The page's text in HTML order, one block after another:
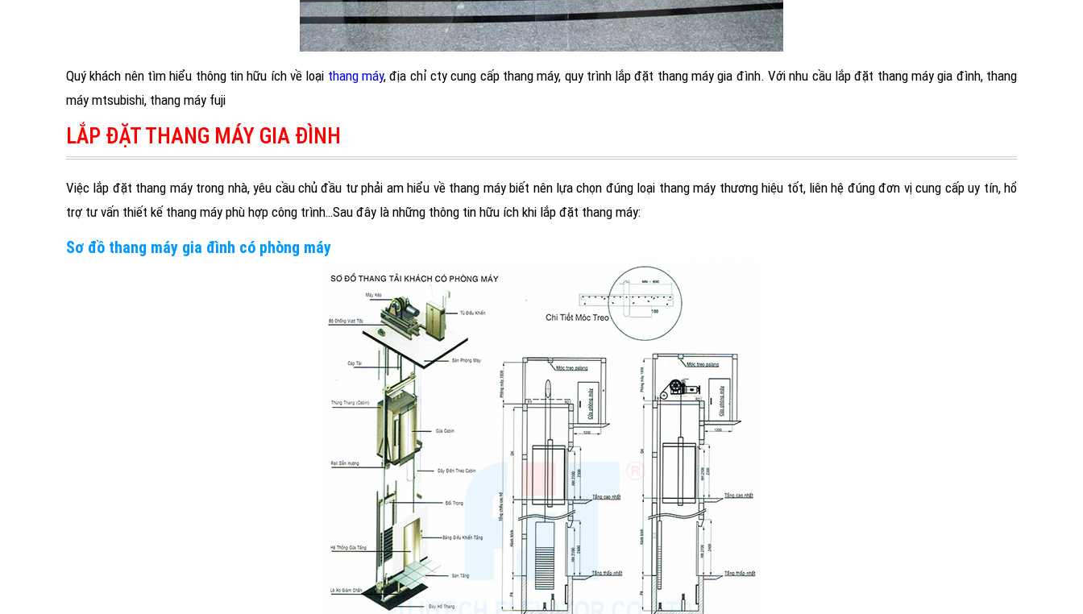
Quý khách nên tìm hiểu thông tin hữu ích về loại thang máy, địa chỉ cty cung cấp thang máy, quy trình lắp đặt thang máy gia đình. Với nhu cầu lắp đặt thang máy gia đình, thang
máy mtsubishi, thang máy fuji
LẮP ĐẶT THANG MÁY GIA ĐÌNH
Việc lắp đặt thang máy trong nhà, yêu cầu chủ đầu tư phải am hiểu về thang máy biết nên lựa chọn đúng loại thang máy thương hiệu tốt, liên hệ đúng đơn vị cung cấp uy tín, hổ
trợ tư vấn thiết kế thang máy phù hợp công trình…Sau đây là những thông tin hữu ích khi lắp đặt thang máy:
Sơ đồ thang máy gia đình có phòng máy